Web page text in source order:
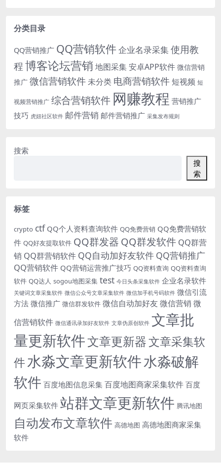
分类目录
QQ营销推广 QQ营销软件企业名录采集使用教
程博客论坛营销 地图采集安卓APP软件 微信营销
推广 微信营销软件未分类 电商营销软件短视频 短
视频营销推广 综合营销软件 网赚教程 营销推广
技巧 虎妞社区软件 邮件营销 邮件营销推广 采集发布规则
搜索
搜
索
标签
crypto ctf QQ个人资料查询软件 QQ免费营销 QQ免费营销软
件 QQ好友提取软件 QQ群发器 QQ群发软件 QQ群营
销 QQ群营销软件 QQ自动加好友软件 QQ营销推广
QQ营销软件 QQ营销运营推广技巧 QQ资料查询 QQ资料查询
软件 QQ达人 sogou地图采集 test 今日头条采集软件 企业名录软件
关键词文章采集软件 微信公众号文章采集软件 微信加手机号码软件 微信引流
方法 微信推广 微信群发软件 微信自动加好友 微信营销 微
信营销软件 微信通讯录加好友软件 文章伪原创软件 文章批
量更新软件文章更新器文章采集软
件水淼文章更新软件水淼破解
软件 百度地图信息采集 百度地图商家采集软件 百度
网页采集软件 站群文章更新软件 腾讯地图
自动发布文章软件 高德地图 高德地图商家采集
软件